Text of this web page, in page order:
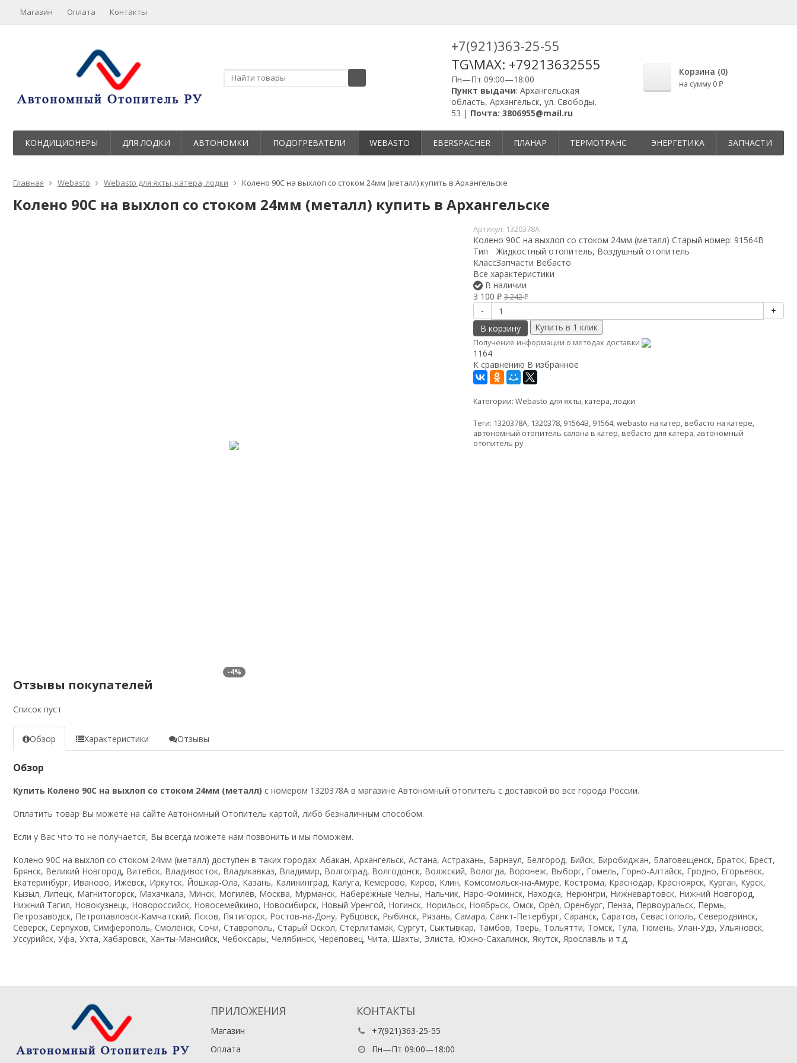
Магазин Оплата Контакты
+7(921)363-25-55
TG\MAX: +79213632555
Пн—Пт 09:00—18:00
Пункт выдачи: Архангельская
область, Архангельск, ул. Свободы,
53 | Почта: 3806955@mail.ru
Корзина (0)
на сумму 0 ₽
КОНДИЦИОНЕРЫ ДЛЯ ЛОДКИ АВТОНОМКИ ПОДОГРЕВАТЕЛИ WEBASTO EBERSPACHER ПЛАНАР ТЕРМОТРАНС ЭНЕРГЕТИКА ЗАПЧАСТИ
Главная Webasto Webasto для яхты, катера, лодки Колено 90C на выхлоп со стоком 24мм (металл) купить в Архангельске
Колено 90C на выхлоп со стоком 24мм (металл) купить в Архангельске
-4%
Артикул: 1320378A
Колено 90C на выхлоп со стоком 24мм (металл) Старый номер: 91564B
Тип
Жидкостный отопитель, Воздушный отопитель
КлассЗапчасти Вебасто
Все характеристики
В наличии
3 100 ₽ 3 242₽
-
+
В корзину
Получение информации о методах доставки
1164
К сравнению В избранное
Категории: Webasto для яхты, катера, лодки
Теги: 1320378A, 1320378, 91564B, 91564,webasto на катер, вебасто на катере,
автономный отопитель салона в катер, вебасто для катера, автономный
отопитель ру
Отзывы покупателей
Список пуст
Обзор Характеристики Отзывы
Обзор
Купить Колено 90C на выхлоп со стоком 24мм (металл) с номером 1320378A в магазине Автономный отопитель с доставкой во все города России.
Оплатить товар Вы можете на сайте Автономный Отопитель картой, либо безналичным способом.
Если у Вас что то не получается, Вы всегда можете нам позвонить и мы поможем.
Колено 90C на выхлоп со стоком 24мм (металл) доступен в таких городах: Абакан, Архангельск, Астана, Астрахань, Барнаул, Белгород, Бийск, Биробиджан, Благовещенск, Братск, Брест,
Брянск, Великий Новгород, Витебск, Владивосток, Владикавказ, Владимир, Волгоград, Волгодонск, Волжский, Вологда, Воронеж, Выборг, Гомель, Горно-Алтайск, Гродно, Егорьевск,
Екатеринбург, Иваново, Ижевск, Иркутск, Йошкар-Ола, Казань, Калининград, Калуга, Кемерово, Киров, Клин, Комсомольск-на-Амуре, Кострома, Краснодар, Красноярск, Курган, Курск,
Кызыл, Липецк, Магнитогорск, Махачкала, Минск, Могилёв, Москва, Мурманск, Набережные Челны, Нальчик, Наро-Фоминск, Находка, Нерюнгри, Нижневартовск, Нижний Новгород,
Нижний Тагил, Новокузнецк, Новороссийск, Новосемейкино, Новосибирск, Новый Уренгой, Ногинск, Норильск, Ноябрьск, Омск, Орёл, Оренбург, Пенза, Первоуральск, Пермь,
Петрозаводск, Петропавловск-Камчатский, Псков, Пятигорск, Ростов-на-Дону, Рубцовск, Рыбинск, Рязань, Самара, Санкт-Петербург, Саранск, Саратов, Севастополь, Северодвинск,
Северск, Серпухов, Симферополь, Смоленск, Сочи, Ставрополь, Старый Оскол, Стерлитамак, Сургут, Сыктывкар, Тамбов, Тверь, Тольятти, Томск, Тула, Тюмень, Улан-Удэ, Ульяновск,
Уссурийск, Уфа, Ухта, Хабаровск, Ханты-Мансийск, Чебоксары, Челябинск, Череповец, Чита, Шахты, Элиста, Южно-Сахалинск, Якутск, Ярославль и т.д.
ПРИЛОЖЕНИЯ
Магазин
Оплата
КОНТАКТЫ
+7(921)363-25-55
Пн—Пт 09:00—18:00